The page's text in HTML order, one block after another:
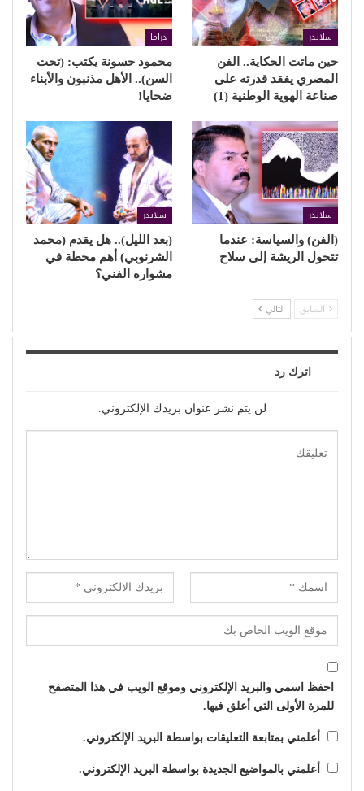
سلايدر
حين ماتت الحكاية.. الفن
المصري يفقد قدرته على
صناعة الهوية الوطنية (1)
دراما
محمود حسونة يكتب: (تحت
السن).. الأهل مذنبون والأبناء
ضحايا!
سلايدر
(الفن) والسياسة: عندما
تتحول الريشة إلى سلاح
سلايدر
(بعد الليل).. هل يقدم (محمد
الشرنوبي) أهم محطة في
مشواره الفني؟
السابق التالي
اترك رد
لن يتم نشر عنوان بريدك الإلكتروني.
احفظ اسمي والبريد الإلكتروني وموقع الويب في هذا المتصفح
للمرة الأولى التي أعلق فيها.
أعلمني بمتابعة التعليقات بواسطة البريد الإلكتروني.
أعلمني بالمواضيع الجديدة بواسطة البريد الإلكتروني.